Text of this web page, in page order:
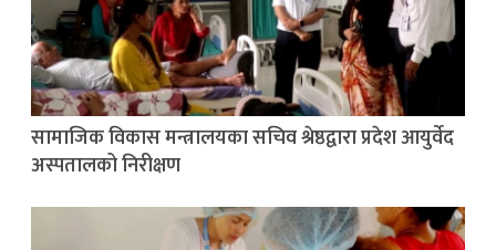
सामाजिक विकास मन्त्रालयका सचिव श्रेष्ठद्वारा प्रदेश आयुर्वेद
अस्पतालको निरीक्षण